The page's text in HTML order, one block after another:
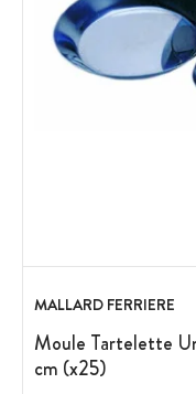
MALLARD FERRIERE
Moule Tartelette
cm (x25)